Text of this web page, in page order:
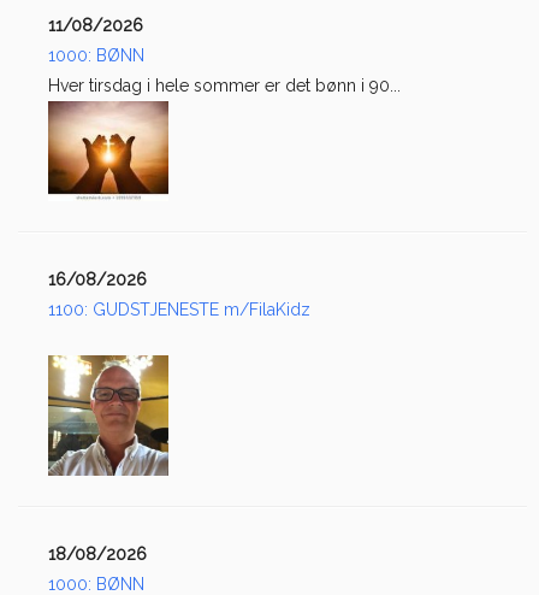
11/08/2026
1000: BØNN
Hver tirsdag i hele sommer er det bønn i 90...
16/08/2026
1100: GUDSTJENESTE m/FilaKidz
18/08/2026
1000: BØNN